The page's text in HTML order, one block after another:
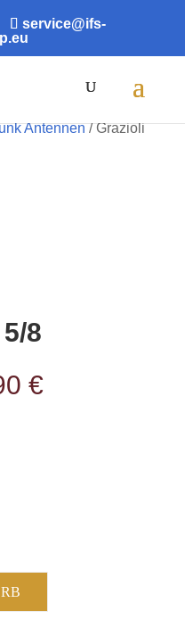
service@ifs-
Antennen/ Grazioli
8
€Aktueller